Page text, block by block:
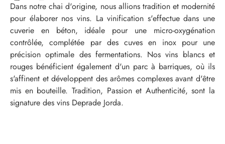
Dans notre chai d'origine, nous allions tradition et modernité
pour élaborer nos vins. La vinification s'effectue dans une
cuverie en béton, idéale pour une micro-oxygénation
contrôlée, complétée par des cuves en inox pour une
précision optimale des fermentations. Nos vins blancs et
rouges bénéficient également d'un parc à barriques, où ils
s'affinent et développent des arômes complexes avant d'être
mis en bouteille. Tradition, Passion et Authenticité, sont la
signature des vins Deprade Jorda.